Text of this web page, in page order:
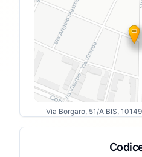
Via Borgaro, 51/A BIS,